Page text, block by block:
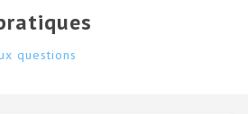
questions